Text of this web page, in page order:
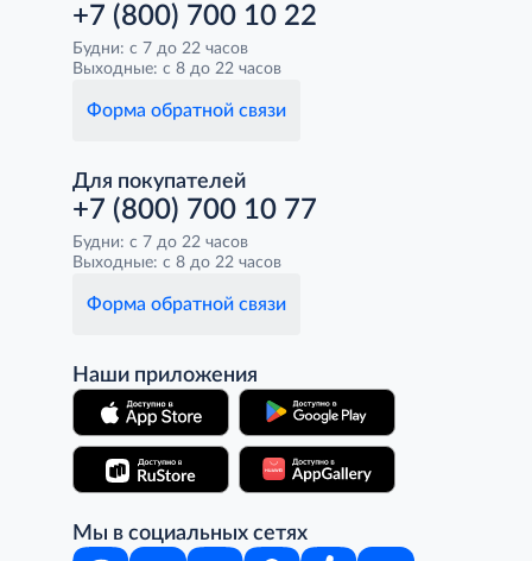
+7 (800) 700 10 22
Будни: с 7 до 22 часов
Выходные: с 8 до 22 часов
Форма обратной связи
Для покупателей
+7 (800) 700 10 77
Будни: с 7 до 22 часов
Выходные: с 8 до 22 часов
Форма обратной связи
Наши приложения
Мы в социальных сетях